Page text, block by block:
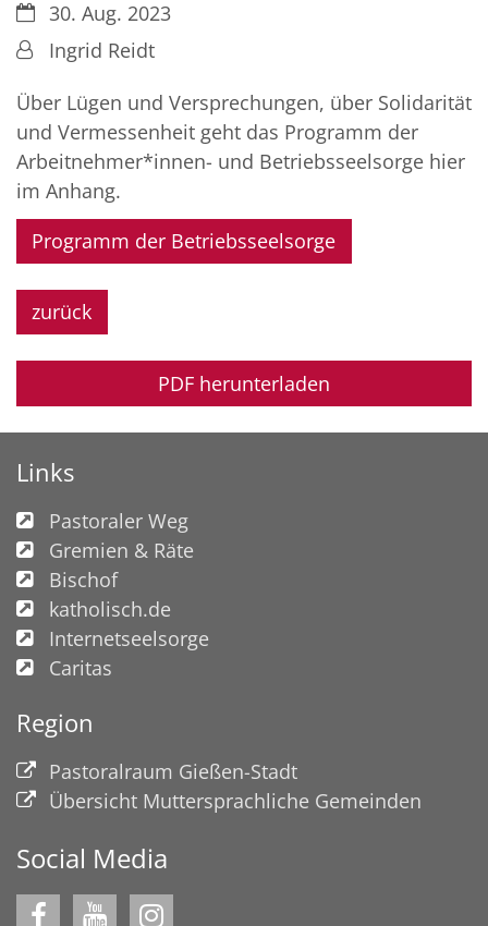
Datum:30. Aug. 2023
Von:Ingrid Reidt
Über Lügen und Versprechungen, über Solidarität
und Vermessenheit geht das Programm der
Arbeitnehmer*innen- und Betriebsseelsorge hier
im Anhang.
Programm der Betriebsseelsorge
zurück
PDF herunterladen
Links
Pastoraler Weg
Gremien & Räte
Bischof
katholisch.de
Internetseelsorge
Caritas
Region
Pastoralraum Gießen-Stadt
Übersicht Muttersprachliche Gemeinden
Social Media